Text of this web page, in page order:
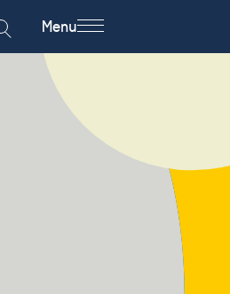
Menu